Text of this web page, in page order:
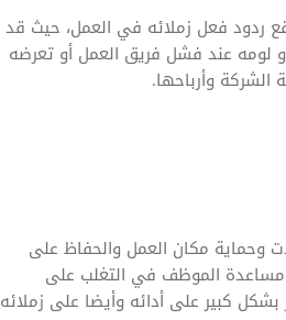
ردود فعل زملائه في العمل، حيث قد
لومه عند فشل فريق العمل أو تعرضه
الشركة وأرباحها.
وحماية مكان العمل والحفاظ على
الموظف في التغلب على
كبير على أدائه وأيضا على زملائه